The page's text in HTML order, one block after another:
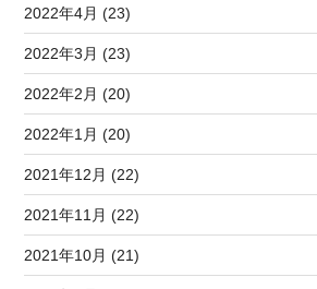
2022年4月 (23)
2022年3月 (23)
2022年2月 (20)
2022年1月 (20)
2021年12月 (22)
2021年11月 (22)
2021年10月 (21)